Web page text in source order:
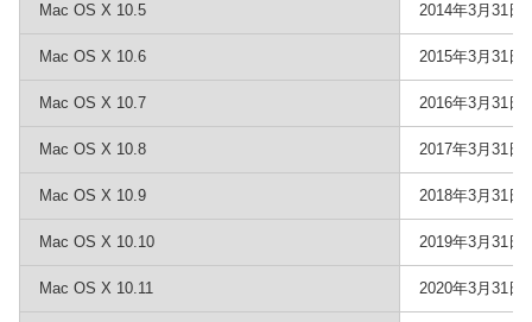
Mac OS X 10.5 2014年3月31日
Mac OS X 10.6 2015年3月31日
Mac OS X 10.7 2016年3月31日
Mac OS X 10.8 2017年3月31日
Mac OS X 10.9 2018年3月31日
Mac OS X 10.10 2019年3月31日
Mac OS X 10.11 2020年3月31日